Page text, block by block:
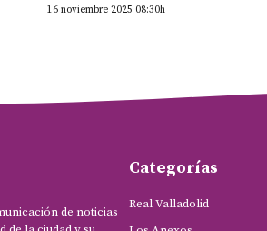
16 noviembre 2025 08:30h
de noticias
Categorías
Real Valladolid